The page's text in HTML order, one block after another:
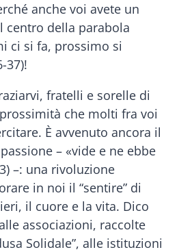
anche voi avete un
centro della parabola
ci si fa, prossimo si
37)!
fratelli e sorelle di
che molti fra voi
È avvenuto ancora il
– «vide e ne ebbe
–: una rivoluzione
in noi il “sentire” di
il cuore e la vita. Dico
associazioni, raccolte
Solidale”, alle istituzioni